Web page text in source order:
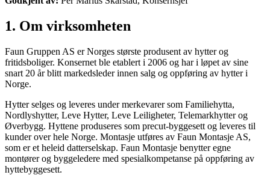
1. Om virksomheten
Faun Gruppen AS er Norges største produsent av hytter og
fritidsboliger. Konsernet ble etablert i 2006 og har i løpet av sine
snart 20 år blitt markedsleder innen salg og oppføring av hytter i
Norge.
Hytter selges og leveres under merkevarer som Familiehytta,
Nordlyshytter, Leve Hytter, Leve Leiligheter, Telemarkhytter og
Øverbygg. Hyttene produseres som precut-byggesett og leveres til
kunder over hele Norge. Montasje utføres av Faun Montasje AS,
som er et heleid datterselskap. Faun Montasje benytter egne
montører og byggeledere med spesialkompetanse på oppføring av
hyttebyggesett.